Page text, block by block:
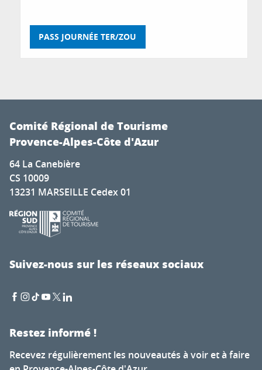
PASS JOURNÉE TER/ZOU
Comité Régional de Tourisme
Provence-Alpes-Côte d'Azur
64 La Canebière
CS 10009
13231 MARSEILLE Cedex 01
Suivez-nous sur les réseaux sociaux
Restez informé !
Recevez régulièrement les nouveautés à voir et à faire